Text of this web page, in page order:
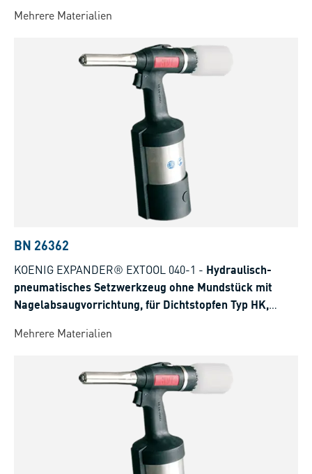
Mehrere Materialien
BN 26362
KOENIG EXPANDER® EXTOOL 040-1 - Hydraulisch-
pneumatisches Setzwerkzeug ohne Mundstück mit
Nagelabsaugvorrichtung, für Dichtstopfen Typ HK,
Mehrere Materialien